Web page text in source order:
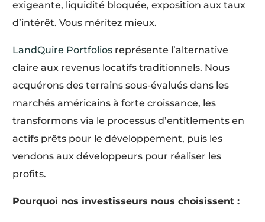
exigeante, liquidité bloquée, exposition aux taux
d’intérêt. Vous méritez mieux.
LandQuire Portfolios représente l’alternative
claire aux revenus locatifs traditionnels. Nous
acquérons des terrains sous-évalués dans les
marchés américains à forte croissance, les
transformons via le processus d’entitlements en
actifs prêts pour le développement, puis les
vendons aux développeurs pour réaliser les
profits.
Pourquoi nos investisseurs nous choisissent :